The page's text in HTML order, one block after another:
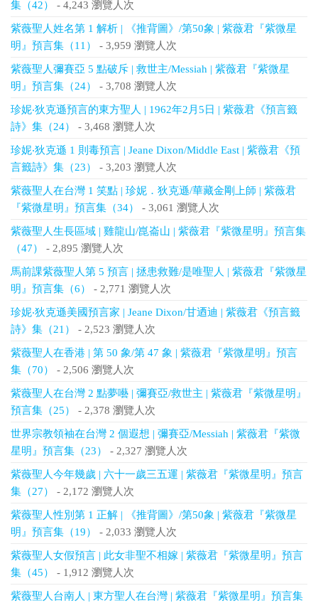
集（42） - 4,243 瀏覽人次
紫薇聖人姓名第 1 解析 | 《推背圖》/第50象 | 紫薇君『紫微星
明』預言集（11）
- 3,959 瀏覽人次
紫薇聖人彌賽亞 5 點破斥 | 救世主/Messiah | 紫薇君『紫微星
明』預言集（24）
- 3,708 瀏覽人次
珍妮‧狄克遜預言的東方聖人 | 1962年2月5日 | 紫薇君《預言籤
詩》集（24）
- 3,468 瀏覽人次
珍妮‧狄克遜 1 則毒預言 | Jeane Dixon/Middle East | 紫薇君《預
言籤詩》集（23）
- 3,203 瀏覽人次
紫薇聖人在台灣 1 笑點 | 珍妮．狄克遜/華藏金剛上師 | 紫薇君
『紫微星明』預言集（34）
- 3,061 瀏覽人次
紫薇聖人生長區域 | 雞龍山/崑崙山 | 紫薇君『紫微星明』預言集
（47）
- 2,895 瀏覽人次
馬前課紫薇聖人第 5 預言 | 拯患救難/是唯聖人 | 紫薇君『紫微星
明』預言集（6）
- 2,771 瀏覽人次
珍妮‧狄克遜美國預言家 | Jeane Dixon/甘迺迪 | 紫薇君《預言籤
詩》集（21）
- 2,523 瀏覽人次
紫薇聖人在香港 | 第 50 象/第 47 象 | 紫薇君『紫微星明』預言
集（70）
- 2,506 瀏覽人次
紫薇聖人在台灣 2 點夢囈 | 彌賽亞/救世主 | 紫薇君『紫微星明』
預言集（25）
- 2,378 瀏覽人次
世界宗教領袖在台灣 2 個遐想 | 彌賽亞/Messiah | 紫薇君『紫微
星明』預言集（23）
- 2,327 瀏覽人次
紫薇聖人今年幾歲 | 六十一歲三五運 | 紫薇君『紫微星明』預言
集（27）
- 2,172 瀏覽人次
紫薇聖人性別第 1 正解 | 《推背圖》/第50象 | 紫薇君『紫微星
明』預言集（19）
- 2,033 瀏覽人次
紫薇聖人女假預言 | 此女非聖不相嫁 | 紫薇君『紫微星明』預言
集（45）
- 1,912 瀏覽人次
紫薇聖人台南人 | 東方聖人在台灣 | 紫薇君『紫微星明』預言集